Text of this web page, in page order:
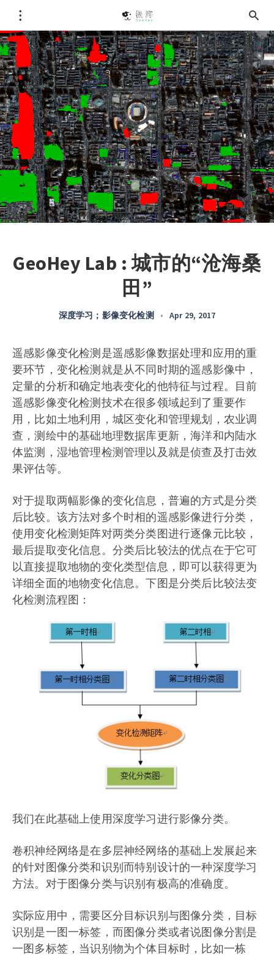
GeoHey Lab : 城市的“沧海桑
田”
深度学习；影像变化检测 • Apr 29, 2017
遥感影像变化检测是遥感影像数据处理和应用的重
要环节，变化检测就是从不同时期的遥感影像中，
定量的分析和确定地表变化的他特征与过程。目前
遥感影像变化检测技术在很多领域起到了重要作
用，比如土地利用，城区变化和管理规划，农业调
查，测绘中的基础地理数据库更新，海洋和内陆水
体监测，湿地管理检测管理以及就是侦查及打击效
果评估等。
对于提取两幅影像的变化信息，普遍的方式是分类
后比较。该方法对多个时相的遥感影像进行分类，
使用变化检测矩阵对两类分类图进行逐像元比较，
最后提取变化信息。分类后比较法的优点在于它可
以直接提取地物的变化类型信息，即可以获得更为
详细全面的地物变化信息。下图是分类后比较法变
化检测流程图：
我们在此基础上使用深度学习进行影像分类。
卷积神经网络是在多层神经网络的基础上发展起来
的针对图像分类和识别而特别设计的一种深度学习
方法。对于图像分类与识别有极高的准确度。
实际应用中，需要区分目标识别与图像分类，目标
识别是一图一标签，而图像分类或者说图像分割是
一图多标签，当识别物为个体目标时，比如一栋